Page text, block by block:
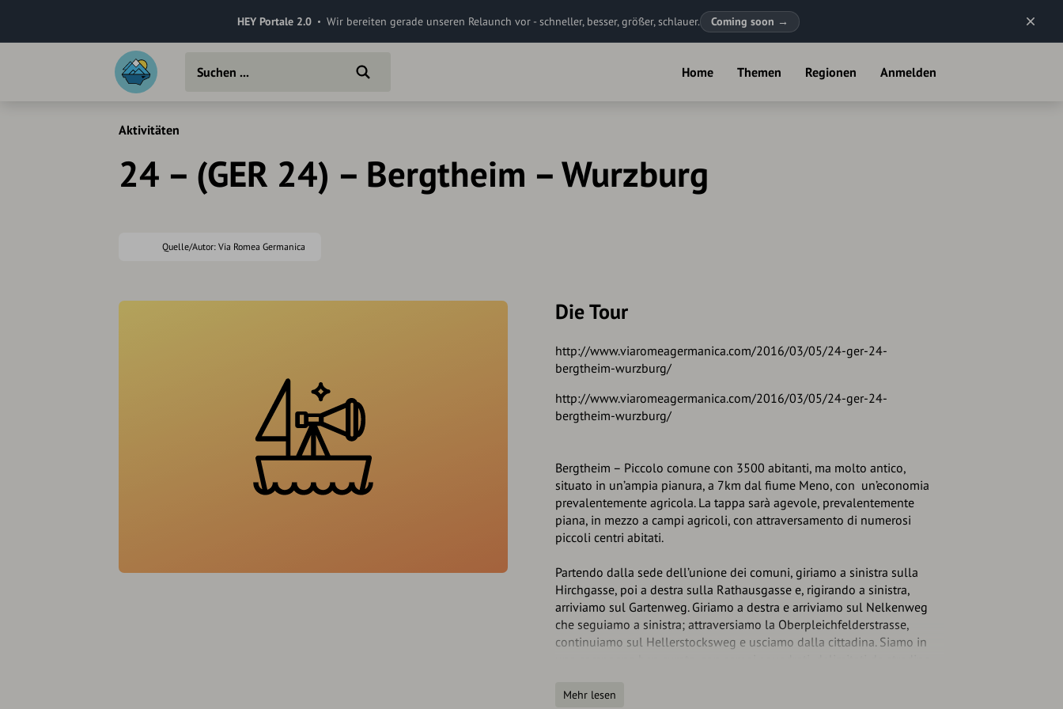
HEY Portale 2.0 Wir bereiten gerade unseren Relaunch vor - schneller, besser, größer, schlauer. Coming soon →
Home Themen Regionen Anmelden
Aktivitäten
24 – (GER 24) – Bergtheim – Wurzburg
Quelle/Autor: Via Romea Germanica
Die Tour
http://www.viaromeagermanica.com/2016/03/05/24-ger-24-
bergtheim-wurzburg/
http://www.viaromeagermanica.com/2016/03/05/24-ger-24-
bergtheim-wurzburg/
Bergtheim – Piccolo comune con 3500 abitanti, ma molto antico,
situato in un’ampia pianura, a 7km dal fiume Meno, con un’economia
prevalentemente agricola. La tappa sarà agevole, prevalentemente
piana, in mezzo a campi agricoli, con attraversamento di numerosi
piccoli centri abitati.
Partendo dalla sede dell’unione dei comuni, giriamo a sinistra sulla
Hirchgasse, poi a destra sulla Rathausgasse e, rigirando a sinistra,
arriviamo sul Gartenweg. Giriamo a destra e arriviamo sul Nelkenweg
che seguiamo a sinistra; attraversiamo la Oberpleichfelderstrasse,
continuiamo sul Hellerstocksweg e usciamo dalla cittadina. Siamo in
percorso fatto di lunghi rettilinei, frequenti cambi di direzione, in 4,2km
Mehr lesen